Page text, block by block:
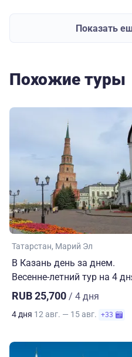
Показать
Похожие туры
Татарстан Марий Эл
В Казань день за днем.
Весенне-летний тур на 4
RUB 25,700 / 4 дня
4 дня 12 авг. — 15 авг. +33